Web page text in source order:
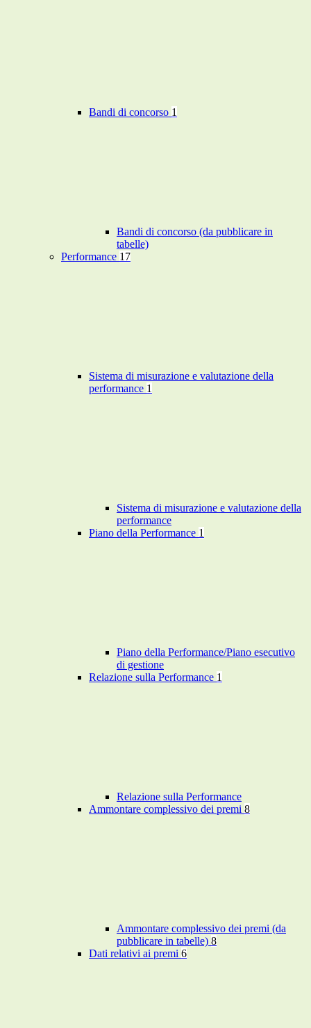
Bandi di concorso 1
Bandi di concorso (da pubblicare in
tabelle)
Performance 17
Sistema di misurazione e valutazione della
performance 1
Sistema di misurazione e valutazione della
performance
Piano della Performance 1
Piano della Performance/Piano esecutivo
di gestione
Relazione sulla Performance 1
Relazione sulla Performance
Ammontare complessivo dei premi 8
Ammontare complessivo dei premi (da
pubblicare in tabelle) 8
Dati relativi ai premi 6